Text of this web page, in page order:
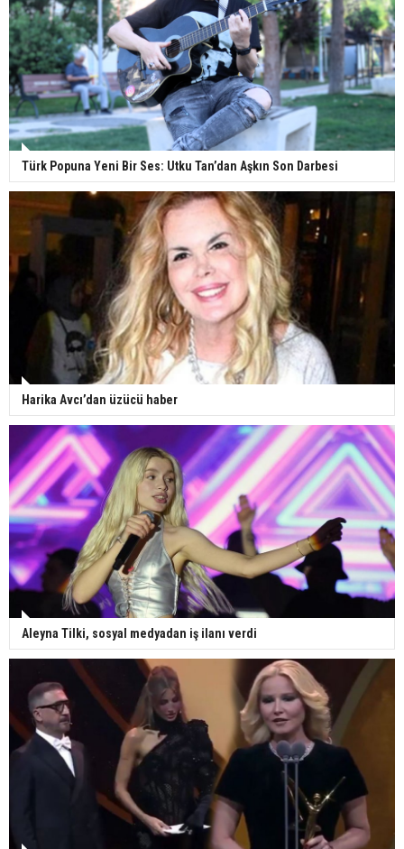
Türk Popuna Yeni Bir Ses: Utku Tan’dan Aşkın Son Darbesi
Harika Avcı’dan üzücü haber
Aleyna Tilki, sosyal medyadan iş ilanı verdi